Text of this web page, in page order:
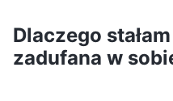
Dlaczego
zadufana w